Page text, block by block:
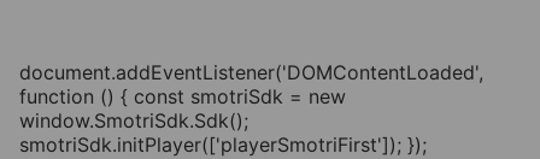
document.addEventListener('DOMContentLoaded',
function () { const smotriSdk = new
window.SmotriSdk.Sdk();
smotriSdk.initPlayer(['playerSmotriFirst']); });